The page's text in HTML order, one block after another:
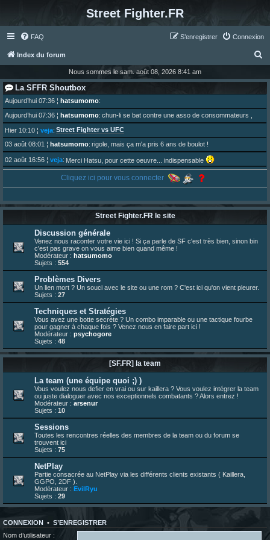
Street Fighter.FR
FAQ Connexion
S’enregistrer
Index du forum
c
e
Nous sommes le sam. août 08, 2026 8:41 am
La SFFR Shoutbox
Aujourd’hui 07:36 ¦ hatsumomo:
Aujourd’hui 07:36 ¦ hatsumomo: chun-li se bat contre une asso de consommateurs ,
Hier 10:10 ¦ veja: Street Fighter vs UFC
03 août 08:01 ¦ hatsumomo: rigole, mais ça m'a pris 6 ans de boulot !
02 août 16:56 ¦ veja: Merci Hatsu, pour cette oeuvre... indispensable
Vous y trouverez du sesque, de l'humour, du sesque, des combats et plein de lore SF !
01 août 08:08¦hatsumomo:
Aujourd'hui, c'est le yaoi day. Pour la peine je reposte ma dernière fic.
30 juil. 07:22¦hatsumomo:
Un futur indispensable :https://x.com/preterniadotcom/status/20 ... 8820352079
26 juil. 22:09¦hatsumomo:bio de Alex en ligne les gens !
13 juil. 09:53¦hatsumomo
bonjour les amis, je viens de poster ma 1e review de figurine !
23 juin 10:36¦indy:une très chouette SFFR shoutbox !
23 juin 07:30¦hatsumomo:nouvelle trad caniculaire les amis !
23 juin 07:26¦hatsumomo:shoutbox réinitialisée
22 juin 12:27¦indy: Yo !
22 juin 08:49¦veja:Yo
Cliquez ici pour vous connecter
Street Fighter.FR le site
Discussion générale
Venez nous raconter votre vie ici ! Si ça parle de SF c'est très bien, sinon bin
c'est pas grave on vous aime bien quand même !
Modérateur : hatsumomo
Sujets : 554
Problèmes Divers
Un lien mort ? Un souci avec le site ou une rom ? C'est ici qu'on vient pleurer.
Sujets : 27
Techniques et Stratégies
Vous avez une botte secrète ? Un combo imparable ou une tactique fourbe
pour gagner à chaque fois ? Venez nous en faire part ici !
Modérateur : psychogore
Sujets : 48
[SF.FR] la team
La team (une équipe quoi ;) )
Vous voulez nous defier en vrai ou sur kaillera ? Vous voulez intégrer la team
ou juste dialoguer avec nos exceptionnels combatants ? Alors entrez !
Modérateur : arsenur
Sujets : 10
Sessions
Toutes les rencontres réelles des membres de la team ou du forum se
trouvent ici
Sujets : 75
NetPlay
Partie consacrée au NetPlay via les différents clients existants ( Kaillera,
GGPO, 2DF ).
Modérateur : EvilRyu
Sujets : 29
CONNEXION • S’ENREGISTRER
Nom d’utilisateur :